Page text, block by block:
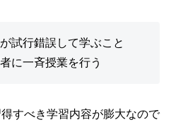
試行錯誤して学ぶこと
に一斉授業を行う
すべき学習内容が膨大なので